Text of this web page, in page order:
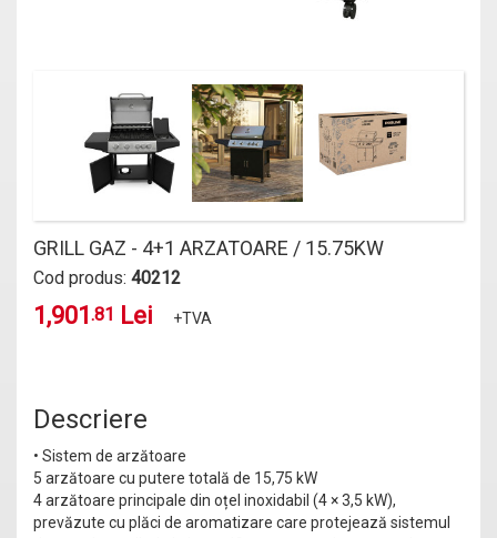
GRILL GAZ - 4+1 ARZATOARE / 15.75KW
Cod produs: 40212
1,901 .81 Lei +TVA
Descriere
• Sistem de arzătoare
5 arzătoare cu putere totală de 15,75 kW
4 arzătoare principale din oțel inoxidabil (4 × 3,5 kW),
prevăzute cu plăci de aromatizare care protejează sistemul